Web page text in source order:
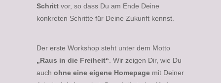
Schritt vor, so dass Du am Ende Deine
konkreten Schritte für Deine Zukunft kennst.
Der erste Workshop steht unter dem Motto
„Raus in die Freiheit“. Wir zeigen Dir, wie Du
auch ohne eine eigene Homepage mit Deiner